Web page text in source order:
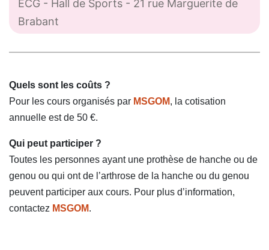
ECG - Hall de Sports - 21 rue Marguerite de
Brabant
Quels sont les coûts ?
Pour les cours organisés par MSGOM, la cotisation
annuelle est de 50 €.
Qui peut participer ?
Toutes les personnes ayant une prothèse de hanche ou de
genou ou qui ont de l’arthrose de la hanche ou du genou
peuvent participer aux cours. Pour plus d’information,
contactez MSGOM.